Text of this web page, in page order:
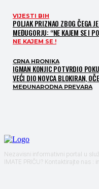
VIJESTI BIH
POLJAK PRIZNAO ZBOG ČEGA
MEĐUGORJU: “NE KAJEM SE I
NE KAJEM SE !
CRNA HRONIKA
IGMAN KONJIC POTVRDIO
VEĆI DIO NOVCA BLOKIRAN,
MEĐUNARODNA PREVARA
Nezavisni informativni portal u
IMATE PRIČU? Kontaktirajte nas :